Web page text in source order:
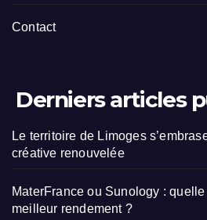
Contact
Derniers articles
Le territoire de Limoges
créative renouvelée
MaterFrance ou Sunology :
meilleur rendement ?